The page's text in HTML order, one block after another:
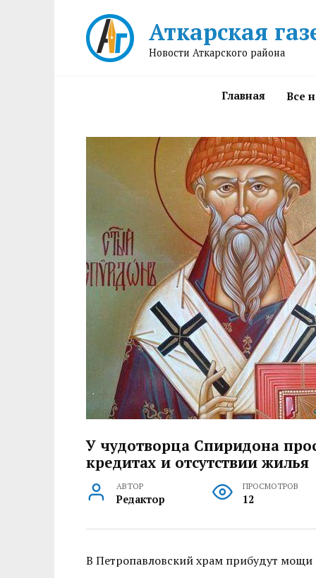
Аткарская
Новости Аткарского района
Главная Все
У чудотворца Спиридона
кредитах и отсутствии жилья
АВТОР
Редактор
ПРОСМОТРОВ
12
В Петропавловский храм прибудут